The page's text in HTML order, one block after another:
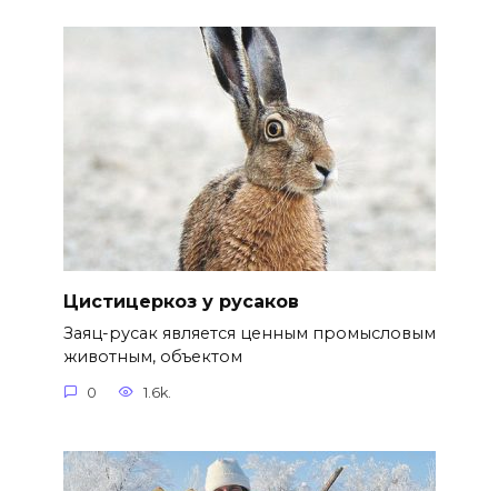
Цистицеркоз у русаков
Заяц-русак является ценным промысловым
животным, объектом
0 1.6k.